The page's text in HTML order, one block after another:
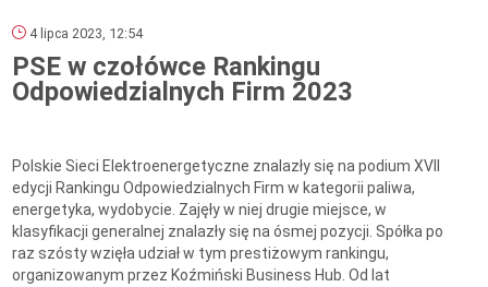
4 lipca 2023, 12:54
PSE w czołówce Rankingu
Odpowiedzialnych Firm 2023
Polskie Sieci Elektroenergetyczne znalazły się na podium XVII
edycji Rankingu Odpowiedzialnych Firm w kategorii paliwa,
energetyka, wydobycie. Zajęły w niej drugie miejsce, w
klasyfikacji generalnej znalazły się na ósmej pozycji. Spółka po
raz szósty wzięła udział w tym prestiżowym rankingu,
organizowanym przez Koźmiński Business Hub. Od lat